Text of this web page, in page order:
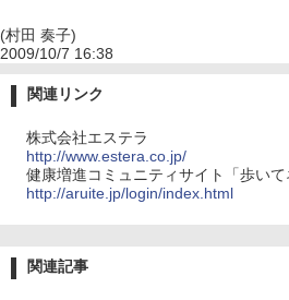
(村田 奏子)
2009/10/7 16:38
関連リンク
株式会社エステラ
http://www.estera.co.jp/
健康増進コミュニティサイト「歩いて
http://aruite.jp/login/index.html
関連記事